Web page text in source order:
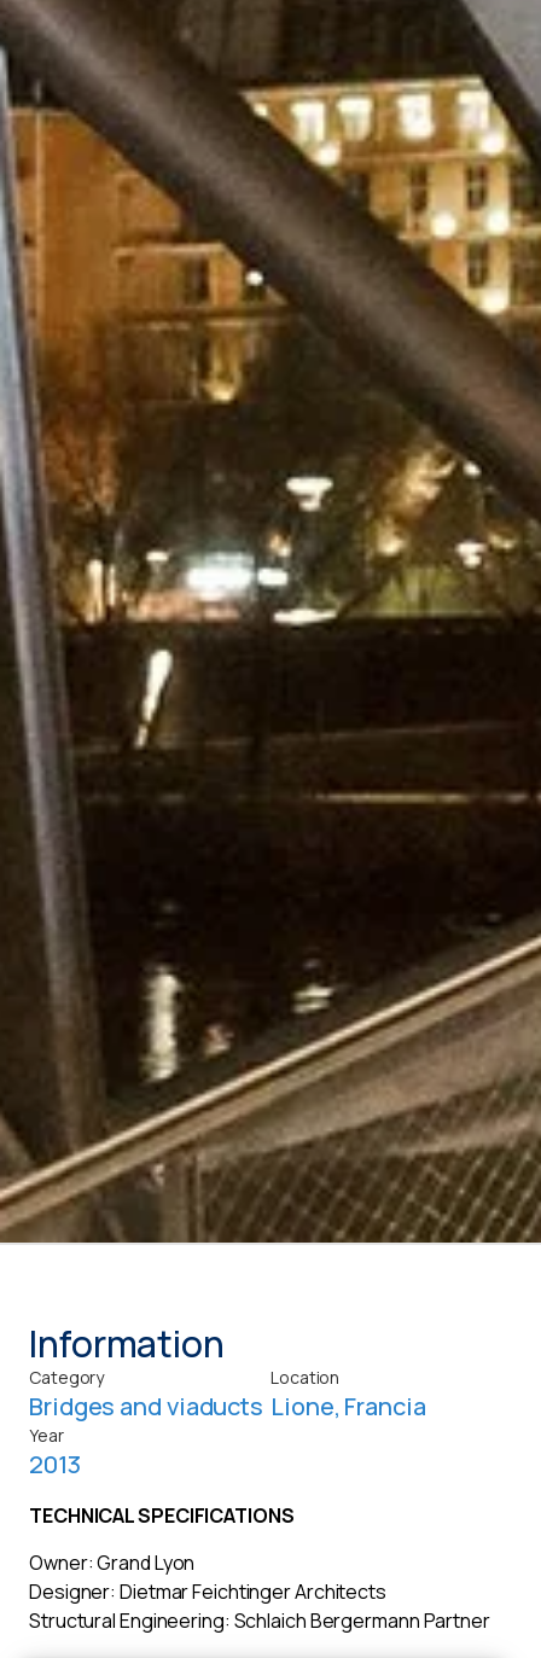
Information
Category
Bridges and viaducts
Location
Lione, Francia
Year
2013
TECHNICAL SPECIFICATIONS
Owner: Grand Lyon
Designer: Dietmar Feichtinger Architects
Structural Engineering: Schlaich Bergermann Partner